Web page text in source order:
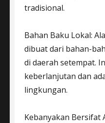
tradisional.
Bahan Baku Lokal:
dibuat dari bahan-
di daerah setempat.
keberlanjutan dan
lingkungan.
Kebanyakan Bersifat